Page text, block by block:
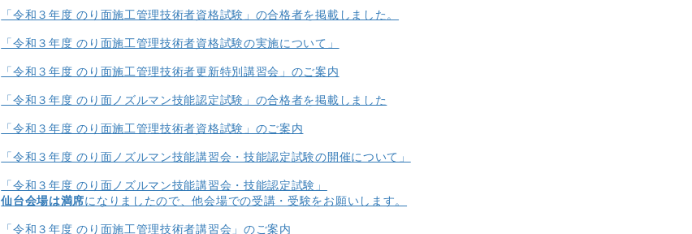
「令和３年度 のり面施工管理技術者資格試験」の合格者を掲載しました。
「令和３年度 のり面施工管理技術者資格試験の実施について」
「令和３年度 のり面施工管理技術者更新特別講習会」のご案内
「令和３年度 のり面ノズルマン技能認定試験」の合格者を掲載しました
「令和３年度 のり面施工管理技術者資格試験」のご案内
「令和３年度 のり面ノズルマン技能講習会・技能認定試験の開催について」
「令和３年度 のり面ノズルマン技能講習会・技能認定試験」
仙台会場は満席になりましたので、他会場での受講・受験をお願いします。
「令和３年度 のり面施工管理技術者講習会」のご案内